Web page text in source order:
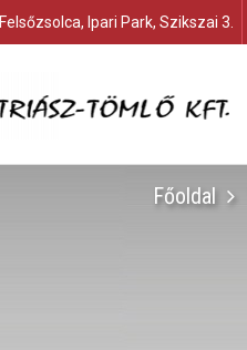
Ipari Park, Szikszai 3.
Főoldal